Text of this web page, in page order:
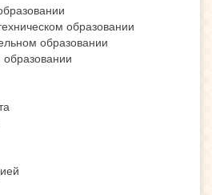
образовании
образовании